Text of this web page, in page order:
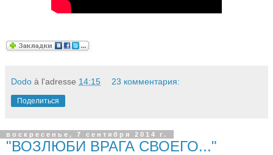
Dodo à l'adresse 14:15 23 комментария:
Поделиться
воскресенье, 7 сентября 2014 г.
"ВОЗЛЮБИ ВРАГА СВОЕГО..."